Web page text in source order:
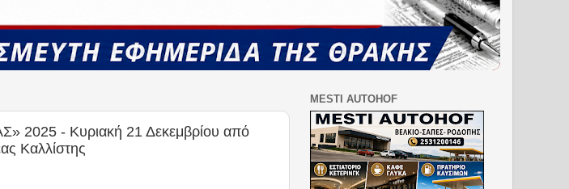
- Κυριακή 21 Δεκεμβρίου από
Καλλίστης
MESTI AUTOHOF